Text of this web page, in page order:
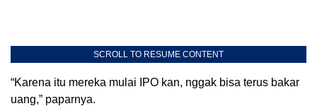
SCROLL TO RESUME CONTENT
“Karena itu mereka mulai IPO kan, nggak bisa terus bakar
uang,” paparnya.